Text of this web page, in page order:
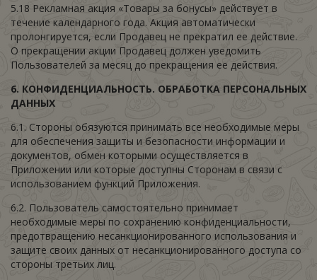
5.18 Рекламная акция «Товары за бонусы» действует в
течение календарного года. Акция автоматически
пролонгируется, если Продавец не прекратил ее действие.
О прекращении акции Продавец должен уведомить
Пользователей за месяц до прекращения ее действия.
6. КОНФИДЕНЦИАЛЬНОСТЬ. ОБРАБОТКА ПЕРСОНАЛЬНЫХ
ДАННЫХ
6.1. Стороны обязуются принимать все необходимые меры
для обеспечения защиты и безопасности информации и
документов, обмен которыми осуществляется в
Приложении или которые доступны Сторонам в связи с
использованием функций Приложения.
6.2. Пользователь самостоятельно принимает
необходимые меры по сохранению конфиденциальности,
предотвращению несанкционированного использования и
защите своих данных от несанкционированного доступа со
стороны третьих лиц.